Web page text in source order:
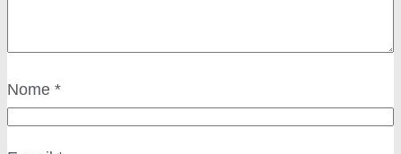
Nome *